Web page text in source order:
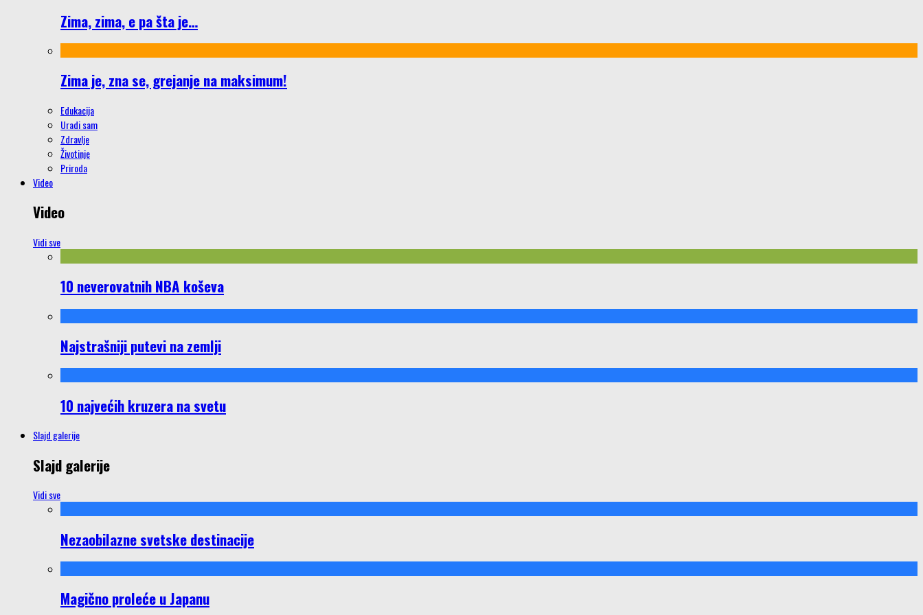
Zima, zima, e pa šta je…
Zima je, zna se, grejanje na maksimum!
Edukacija
Uradi sam
Zdravlje
Životinje
Priroda
Video
Video
Vidi sve
10 neverovatnih NBA koševa
Najstrašniji putevi na zemlji
10 najvećih kruzera na svetu
Slajd galerije
Slajd galerije
Vidi sve
Nezaobilazne svetske destinacije
Magično proleće u Japanu